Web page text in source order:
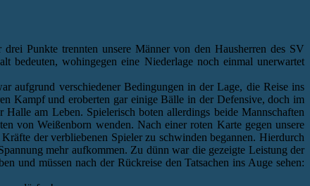
Punkte trennten unsere Männer von den Hausherren des SV
bedeuten, wohingegen eine Niederlage noch einmal unerwartet
aufgrund verschiedener Bedingungen in der Lage, die Reise ins
Kampf und eroberten gar einige Bälle in der Defensive, doch im
am Leben. Spielerisch boten allerdings beide Mannschaften
von Weißenborn wenden. Nach einer roten Karte gegen unsere
der verbliebenen Spieler zu schwinden begannen. Hierdurch
mehr aufkommen. Zu dünn war die gezeigte Leistung der
und müssen nach der Rückreise den Tatsachen ins Auge sehen: